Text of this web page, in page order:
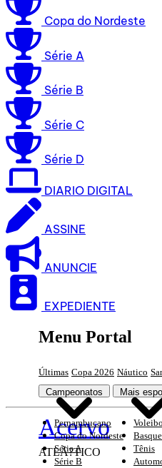
Copa do Nordeste
Série A
Série B
Série C
Série D
DIARIO DIGITAL
ASSINE
ANUNCIE
EXPEDIENTE
Menu Portal
Últimas Copa 2026 Náutico
Campeonatos
Pernambucano
Copa do Nordeste
Série A
Série B
Mais
Tênis
Acervo
ATLÃ?TICO